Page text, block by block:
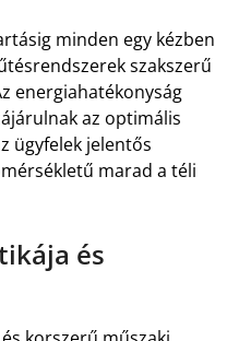
minden egy kézben
szakszerű
energiahatékonyság
az optimális
ügyfelek jelentős
marad a téli
és